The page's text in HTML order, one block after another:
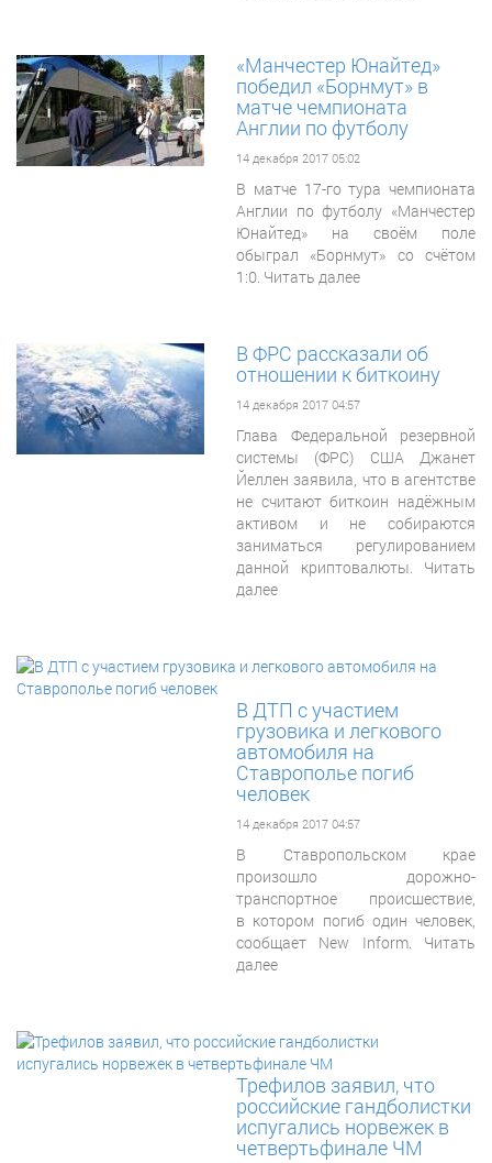
«Манчестер Юнайтед»
победил «Борнмут» в
матче чемпионата
Англии по футболу
14 декабря 2017 05:02
В матче 17-го тура чемпионата
Англии по футболу «Манчестер
Юнайтед» на своём поле
обыграл «Борнмут» со счётом
1:0. Читать далее
В ФРС рассказали об
отношении к биткоину
14 декабря 2017 04:57
Глава Федеральной резервной
системы (ФРС) США Джанет
Йеллен заявила, что в агентстве
не считают биткоин надёжным
активом и не собираются
заниматься регулированием
данной криптовалюты. Читать
далее
В ДТП с участием
грузовика и легкового
автомобиля на
Ставрополье погиб
человек
14 декабря 2017 04:57
В Ставропольском крае
произошло дорожно-
транспортное происшествие,
в котором погиб один человек,
сообщает New Inform. Читать
далее
Трефилов заявил, что
российские гандболистки
испугались норвежек в
четвертьфинале ЧМ